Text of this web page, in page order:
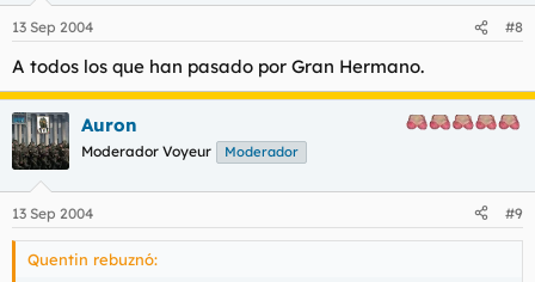
13 Sep 2004 #8
A todos los que han pasado por Gran Hermano.
Auron
Moderador Voyeur Moderador
13 Sep 2004 #9
Quentin rebuznó: